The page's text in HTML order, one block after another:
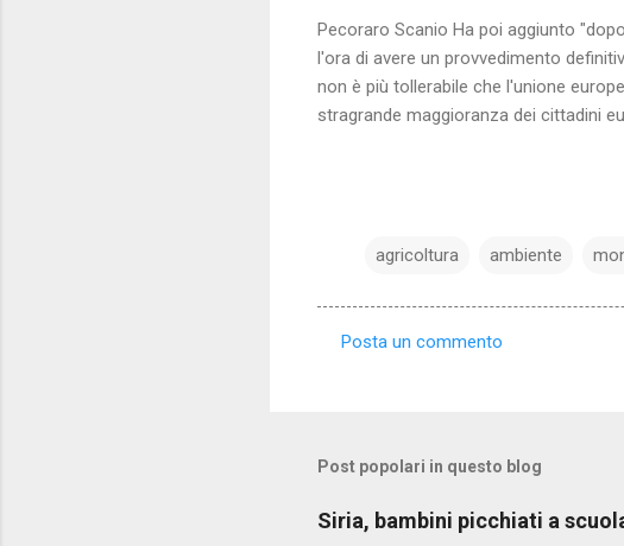
Pecoraro Scanio Ha poi aggiunto
l'ora di avere un provvedimento
non è più tollerabile che l'unione
stragrande maggioranza dei cittadini
agricoltura ambiente
m
n
Posta un commento
Post popolari in questo blog
Siria, bambini picchiati a